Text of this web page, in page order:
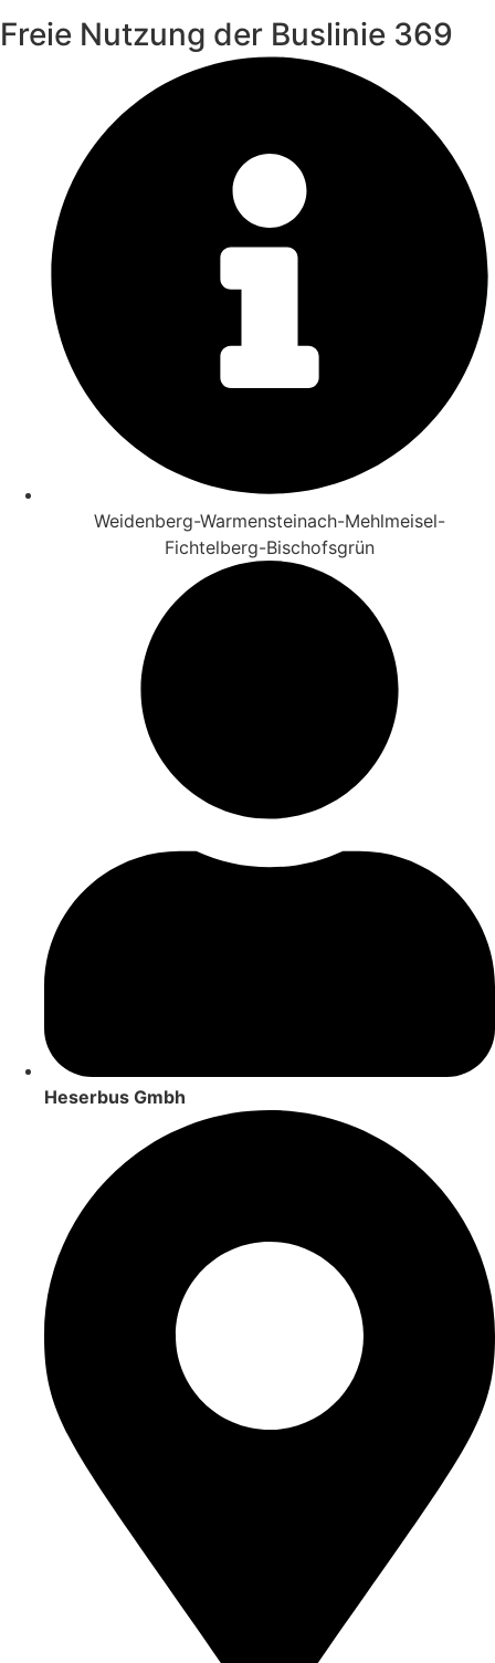
Freie Nutzung der Buslinie 369
Weidenberg-Warmensteinach-Mehlmeisel-
Fichtelberg-Bischofsgrün
Heserbus Gmbh